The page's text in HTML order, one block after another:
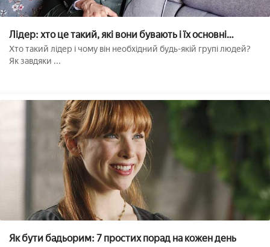
Лідер: хто це такий, які вони бувають і їх основні
ознаки??
Хто такий лідер і чому він необхідний будь-якій групі людей?
Як завдяки ...
Як бути бадьорим: 7 простих порад на кожен день